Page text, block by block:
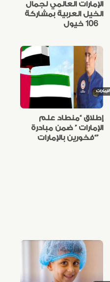
الإمارات العالمي لجمال
الخيل العربية بمشاركة
الإمارات
إطلاق “منطاد علم
الإمارات ” ضمن مبادرة
“فخورين بالإمارات”